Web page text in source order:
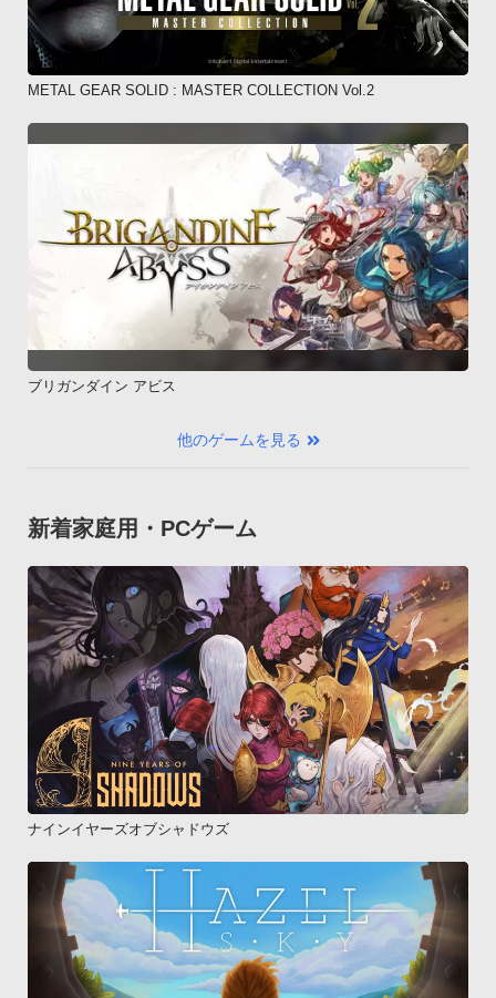
METAL GEAR SOLID : MASTER COLLECTION Vol.2
ブリガンダイン アビス
他のゲームを見る
新着家庭用・PCゲーム
ナインイヤーズオブシャドウズ